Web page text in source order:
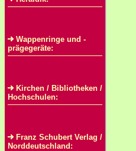
Wappenringe und -
prägegeräte:
Kirchen / Bibliotheken /
Hochschulen:
Franz Schubert Verlag /
Norddeutschland: